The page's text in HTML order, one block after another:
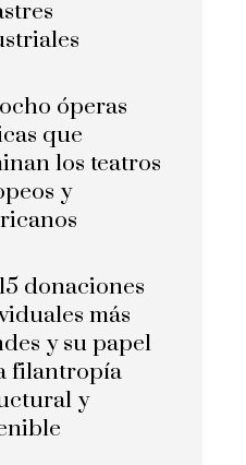
óperas
que
los teatros
y
donaciones
más
y su papel
filantropía
y